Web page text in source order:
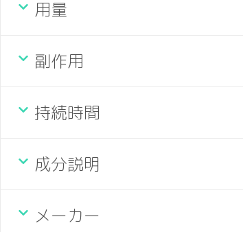
用量
副作用
持続時間
成分説明
メーカー